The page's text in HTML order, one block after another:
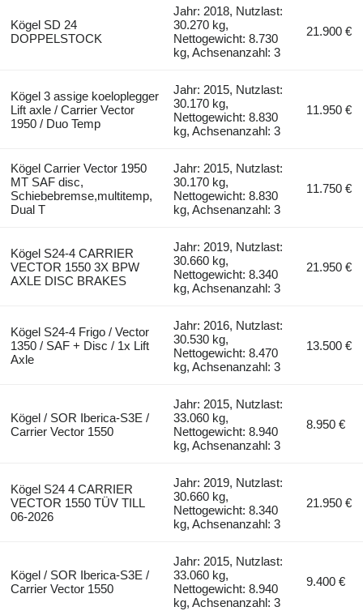
Kögel SD 24
DOPPELSTOCK
Jahr: 2018, Nutzlast:
30.270 kg,
Nettogewicht: 8.730
kg, Achsenanzahl: 3
21.900 €
Kögel 3 assige koeloplegger
Lift axle / Carrier Vector
1950 / Duo Temp
Jahr: 2015, Nutzlast:
30.170 kg,
Nettogewicht: 8.830
kg, Achsenanzahl: 3
11.950 €
Kögel Carrier Vector 1950
MT SAF disc,
Schiebebremse,multitemp,
Dual T
Jahr: 2015, Nutzlast:
30.170 kg,
Nettogewicht: 8.830
kg, Achsenanzahl: 3
11.750 €
Kögel S24-4 CARRIER
VECTOR 1550 3X BPW
AXLE DISC BRAKES
Jahr: 2019, Nutzlast:
30.660 kg,
Nettogewicht: 8.340
kg, Achsenanzahl: 3
21.950 €
Kögel S24-4 Frigo / Vector
1350 / SAF + Disc / 1x Lift
Axle
Jahr: 2016, Nutzlast:
30.530 kg,
Nettogewicht: 8.470
kg, Achsenanzahl: 3
13.500 €
Kögel / SOR Iberica-S3E /
Carrier Vector 1550
Jahr: 2015, Nutzlast:
33.060 kg,
Nettogewicht: 8.940
kg, Achsenanzahl: 3
8.950 €
Kögel S24 4 CARRIER
VECTOR 1550 TÜV TILL
06-2026
Jahr: 2019, Nutzlast:
30.660 kg,
Nettogewicht: 8.340
kg, Achsenanzahl: 3
21.950 €
Kögel / SOR Iberica-S3E /
Carrier Vector 1550
Jahr: 2015, Nutzlast:
33.060 kg,
Nettogewicht: 8.940
kg, Achsenanzahl: 3
9.400 €